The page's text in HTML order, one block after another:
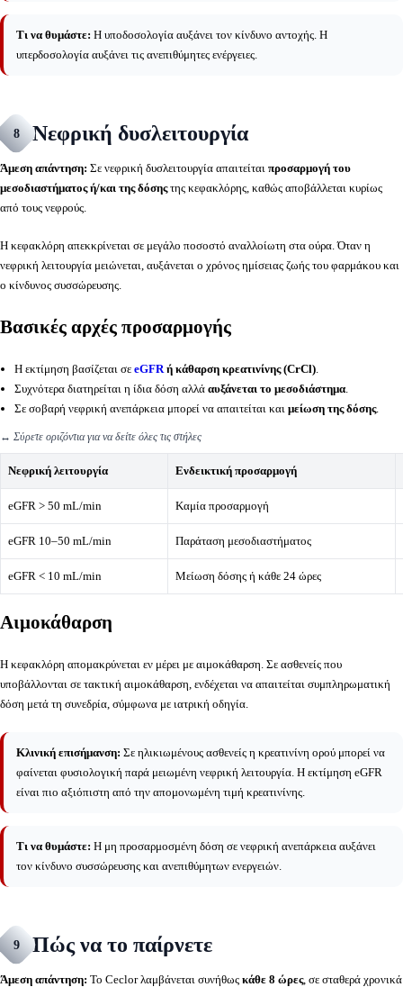
Τι να θυμάστε: Η υποδοσολογία αυξάνει τον κίνδυνο αντοχής. Η
υπερδοσολογία αυξάνει τις ανεπιθύμητες ενέργειες.
8 Νεφρική δυσλειτουργία
Άμεση απάντηση: Σε νεφρική δυσλειτουργία απαιτείται προσαρμογή του
μεσοδιαστήματος ή/και της δόσηςτης κεφακλόρης, καθώς αποβάλλεται κυρίως
από τους νεφρούς.
Η κεφακλόρη απεκκρίνεται σε μεγάλο ποσοστό αναλλοίωτη στα ούρα. Όταν η
νεφρική λειτουργία μειώνεται, αυξάνεται ο χρόνος ημίσειας ζωής του φαρμάκου και
ο κίνδυνος συσσώρευσης.
Βασικές αρχές προσαρμογής
Η εκτίμηση βασίζεται σε eGFRή κάθαρση κρεατινίνης (CrCl).
Συχνότερα διατηρείται η ίδια δόση αλλά αυξάνεται το μεσοδιάστημα.
Σε σοβαρή νεφρική ανεπάρκεια μπορεί να απαιτείται και μείωση της δόσης.
↔️ Σύρετε οριζόντια για να δείτε όλες τις στήλες
Νεφρική λειτουργία Ενδεικτική προσαρμογή
eGFR > 50 mL/min Καμία προσαρμογή
eGFR 10–50 mL/min Παράταση μεσοδιαστήματος
eGFR < 10 mL/min Μείωση δόσης ή κάθε 24 ώρες
Αιμοκάθαρση
Η κεφακλόρη απομακρύνεται εν μέρει με αιμοκάθαρση. Σε ασθενείς που
υποβάλλονται σε τακτική αιμοκάθαρση, ενδέχεται να απαιτείται συμπληρωματική
δόση μετά τη συνεδρία, σύμφωνα με ιατρική οδηγία.
Κλινική επισήμανση: Σε ηλικιωμένους ασθενείς η κρεατινίνη ορού μπορεί να
φαίνεται φυσιολογική παρά μειωμένη νεφρική λειτουργία. Η εκτίμηση eGFR
είναι πιο αξιόπιστη από την απομονωμένη τιμή κρεατινίνης.
Τι να θυμάστε: Η μη προσαρμοσμένη δόση σε νεφρική ανεπάρκεια αυξάνει
τον κίνδυνο συσσώρευσης και ανεπιθύμητων ενεργειών.
9 Πώς να το παίρνετε
Άμεση απάντηση: Το Ceclor λαμβάνεται συνήθως κάθε 8 ώρες, σε σταθερά χρονικά